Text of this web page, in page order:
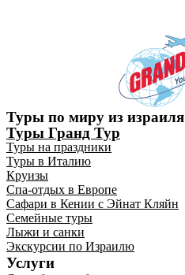
Туры по миру из израиля
Туры Гранд Тур
Туры на праздники
Туры в Италию
Круизы
Спа-отдых в Европе
Сафари в Кении с Эйнат Кляйн
Семейные туры
Лыжи и санки
Экскурсии по Израилю
Услуги